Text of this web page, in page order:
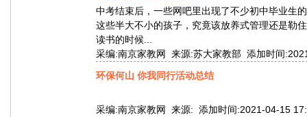
中考结束后，一些网吧里出现了不少初中毕业生
这些半大不小的孩子，究竟该放养式管理还是勒
读书的时候...
采编:南京家教网 来源:苏大家教部 添加时间
环保何山 你我同行活动总结
采编:南京家教网 来源: 添加时间:2021-04-15